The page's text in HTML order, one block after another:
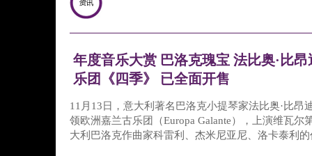
年度音乐大赏 巴洛克瑰宝 法比奥·比
乐团《四季》 已全面开售
11月13日，意大利著名巴洛克小提琴家法比奥·比昂
领欧洲嘉兰古乐团（Europa Galante），上演维瓦尔
大利巴洛克作曲家科雷利、杰米尼亚尼、洛卡泰利